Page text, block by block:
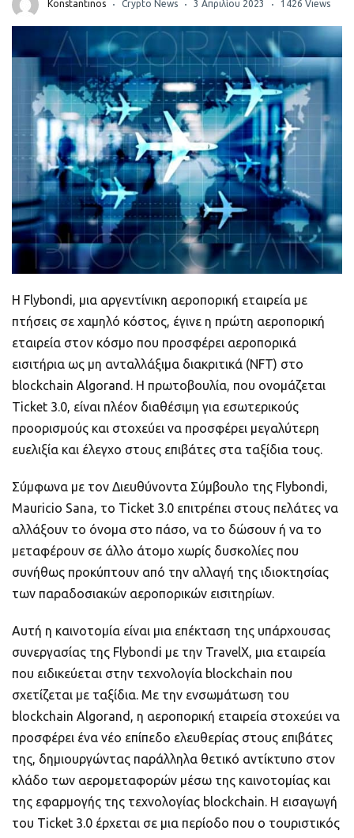
Konstantinos Crypto News 3 Απριλίου 2023 1426 Views
Η Flybondi, μια αργεντίνικη αεροπορική εταιρεία με
πτήσεις σε χαμηλό κόστος, έγινε η πρώτη αεροπορική
εταιρεία στον κόσμο που προσφέρει αεροπορικά
εισιτήρια ως μη ανταλλάξιμα διακριτικά (NFT) στο
blockchain Algorand. Η πρωτοβουλία, που ονομάζεται
Ticket 3.0, είναι πλέον διαθέσιμη για εσωτερικούς
προορισμούς και στοχεύει να προσφέρει μεγαλύτερη
ευελιξία και έλεγχο στους επιβάτες στα ταξίδια τους.
Σύμφωνα με τον Διευθύνοντα Σύμβουλο της Flybondi,
Mauricio Sana, το Ticket 3.0 επιτρέπει στους πελάτες να
αλλάξουν το όνομα στο πάσο, να το δώσουν ή να το
μεταφέρουν σε άλλο άτομο χωρίς δυσκολίες που
συνήθως προκύπτουν από την αλλαγή της ιδιοκτησίας
των παραδοσιακών αεροπορικών εισιτηρίων.
Αυτή η καινοτομία είναι μια επέκταση της υπάρχουσας
συνεργασίας της Flybondi με την TravelX, μια εταιρεία
που ειδικεύεται στην τεχνολογία blockchain που
σχετίζεται με ταξίδια. Με την ενσωμάτωση του
blockchain Algorand, η αεροπορική εταιρεία στοχεύει να
προσφέρει ένα νέο επίπεδο ελευθερίας στους επιβάτες
της, δημιουργώντας παράλληλα θετικό αντίκτυπο στον
κλάδο των αερομεταφορών μέσω της καινοτομίας και
της εφαρμογής της τεχνολογίας blockchain. Η εισαγωγή
του Ticket 3.0 έρχεται σε μια περίοδο που ο τουριστικός
ποιοτικό
Πορτοφόλια Κρυπτονομισμάτων
Metamask τι είναι και πως λειτουργεί αυτό
το πορτοφόλι;
Τι είναι τα NFTs
Νομοθεσία